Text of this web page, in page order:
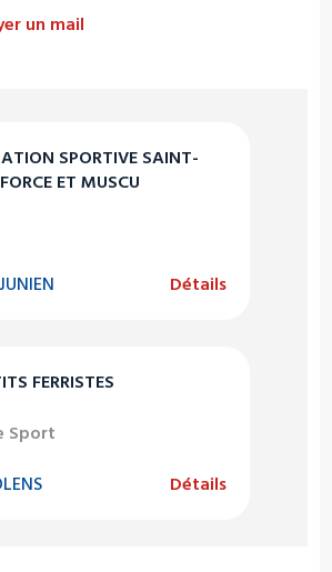
SPORTIVE SAINT-
ET MUSCU
Détails
FERRISTES
Sport
Détails
un mail